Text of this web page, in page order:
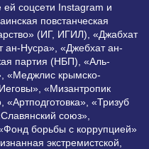
соцсети Instagram и
повстанческая
(ИГ, ИГИЛ), «Джабхат
Нусра», «Джебхат ан-
партия (НБП), «Аль-
«Меджлис крымско-
«Мизантропик
«Артподготовка», «Тризуб
союз»,
борьбы с коррупцией»
экстремистской,